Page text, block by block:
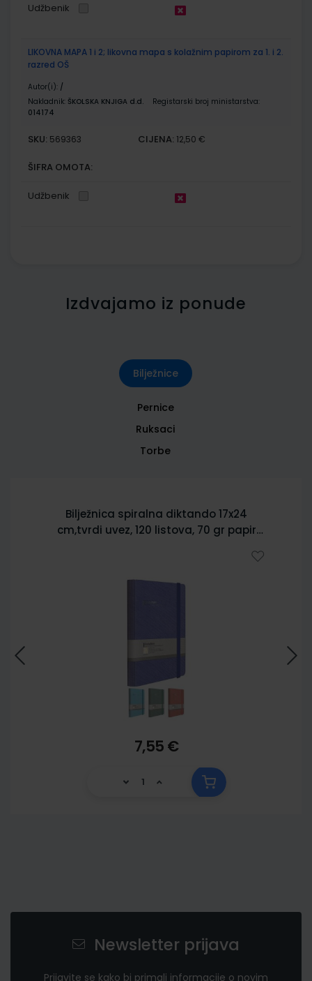
Udžbenik
LIKOVNA MAPA 1 i 2; likovna mapa s kolažnim papirom za 1. i 2.
razred OŠ
Autor(i): /
Nakladnik: ŠKOLSKA KNJIGA d.d.
Registarski broj ministarstva:
014174
SKU: 569363 CIJENA: 12,50 €
ŠIFRA OMOTA:
Udžbenik
Izdvajamo iz ponude
Bilježnice
Pernice
Ruksaci
Torbe
Bilježnica spiralna diktando 17x24
cm,tvrdi uvez, 120 listova, 70 gr papir
7,55 €
Newsletter prijava
Prijavite se kako bi primali informacije o novim